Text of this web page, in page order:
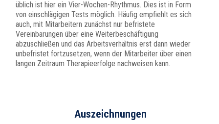
üblich ist hier ein Vier-Wochen-Rhythmus. Dies ist in Form
von einschlägigen Tests möglich. Häufig empfiehlt es sich
auch, mit Mitarbeitern zunächst nur befristete
Vereinbarungen über eine Weiterbeschäftigung
abzuschließen und das Arbeitsverhältnis erst dann wieder
unbefristet fortzusetzen, wenn der Mitarbeiter über einen
langen Zeitraum Therapieerfolge nachweisen kann.
Auszeichnungen